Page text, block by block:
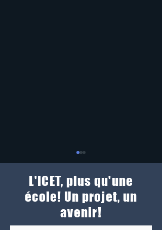
L'ICET, plus qu'une
école! Un projet, un
avenir!